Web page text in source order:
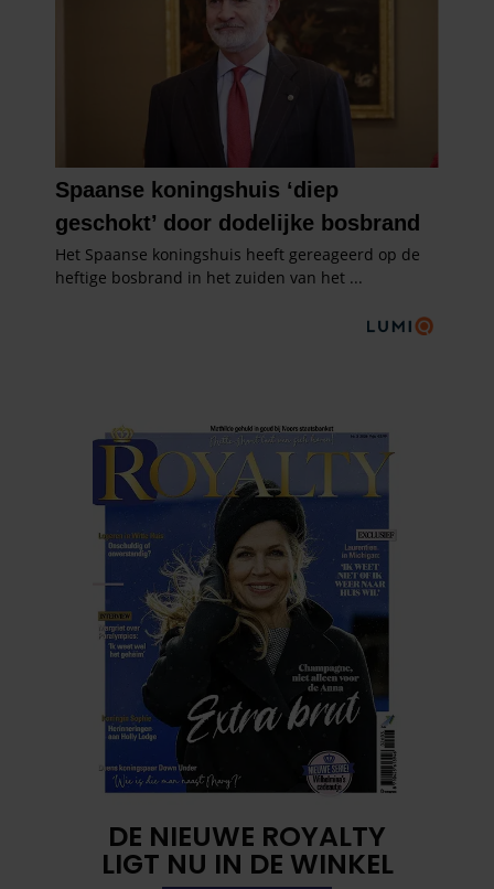
DE NIEUWE ROYALTY
LIGT NU IN DE WINKEL